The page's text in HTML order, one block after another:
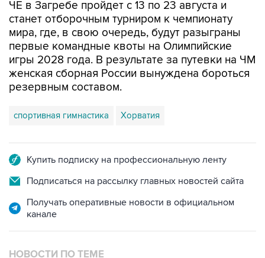
мира, где, в свою очередь, будут разыграны
первые командные квоты на Олимпийские
игры 2028 года. В результате за путевки на ЧМ
женская сборная России вынуждена бороться
резервным составом.
спортивная гимнастика Хорватия
Подписаться на рассылку главных новостей сайта
Получать оперативные новости в официальном
канале
НОВОСТИ ПО ТЕМЕ
7 августа 15:22